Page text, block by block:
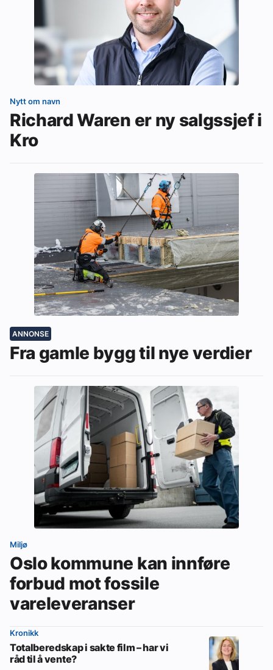
Nytt om navn
Richard Waren er ny salgssjef i
Kro
ANNONSE
Fra gamle bygg til nye verdier
Miljø
Oslo kommune kan innføre
forbud mot fossile
vareleveranser
Kronikk
Totalberedskap i sakte film – har vi
råd til å vente?